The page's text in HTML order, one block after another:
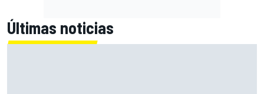
Últimas noticias